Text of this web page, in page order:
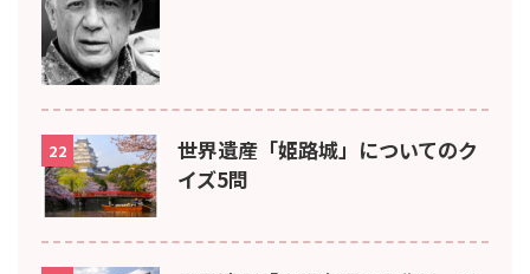
22
世界遺産「姫路城」についてのク
イズ5問